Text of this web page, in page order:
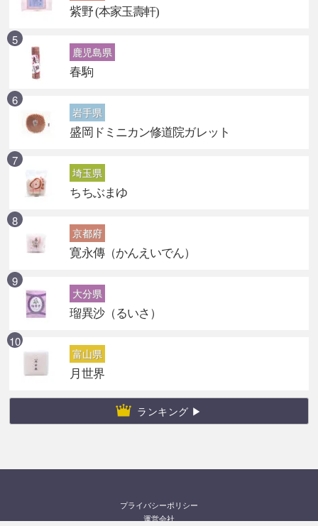
紫野 (本家玉壽軒)
鹿児島県
春駒
岩手県
盛岡ドミニカン修道院ガレット
埼玉県
ちちぶまゆ
京都府
寛永傳（かんえいでん）
大分県
瑠異沙（るいさ）
富山県
月世界
ランキング ▶
プライバシーポリシー
運営会社